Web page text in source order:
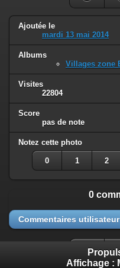
Ajoutée le
mardi 13 mai 2014
Albums
Villages zone
Visites
22804
Score
pas de note
Notez cette photo
0 1 2
0
Commentaires utilisateur
Affichage :